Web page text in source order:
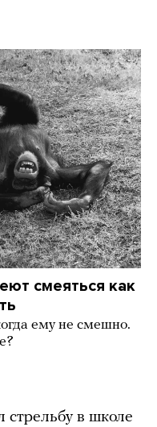
смеяться как
ему не смешно.
стрельбу в школе